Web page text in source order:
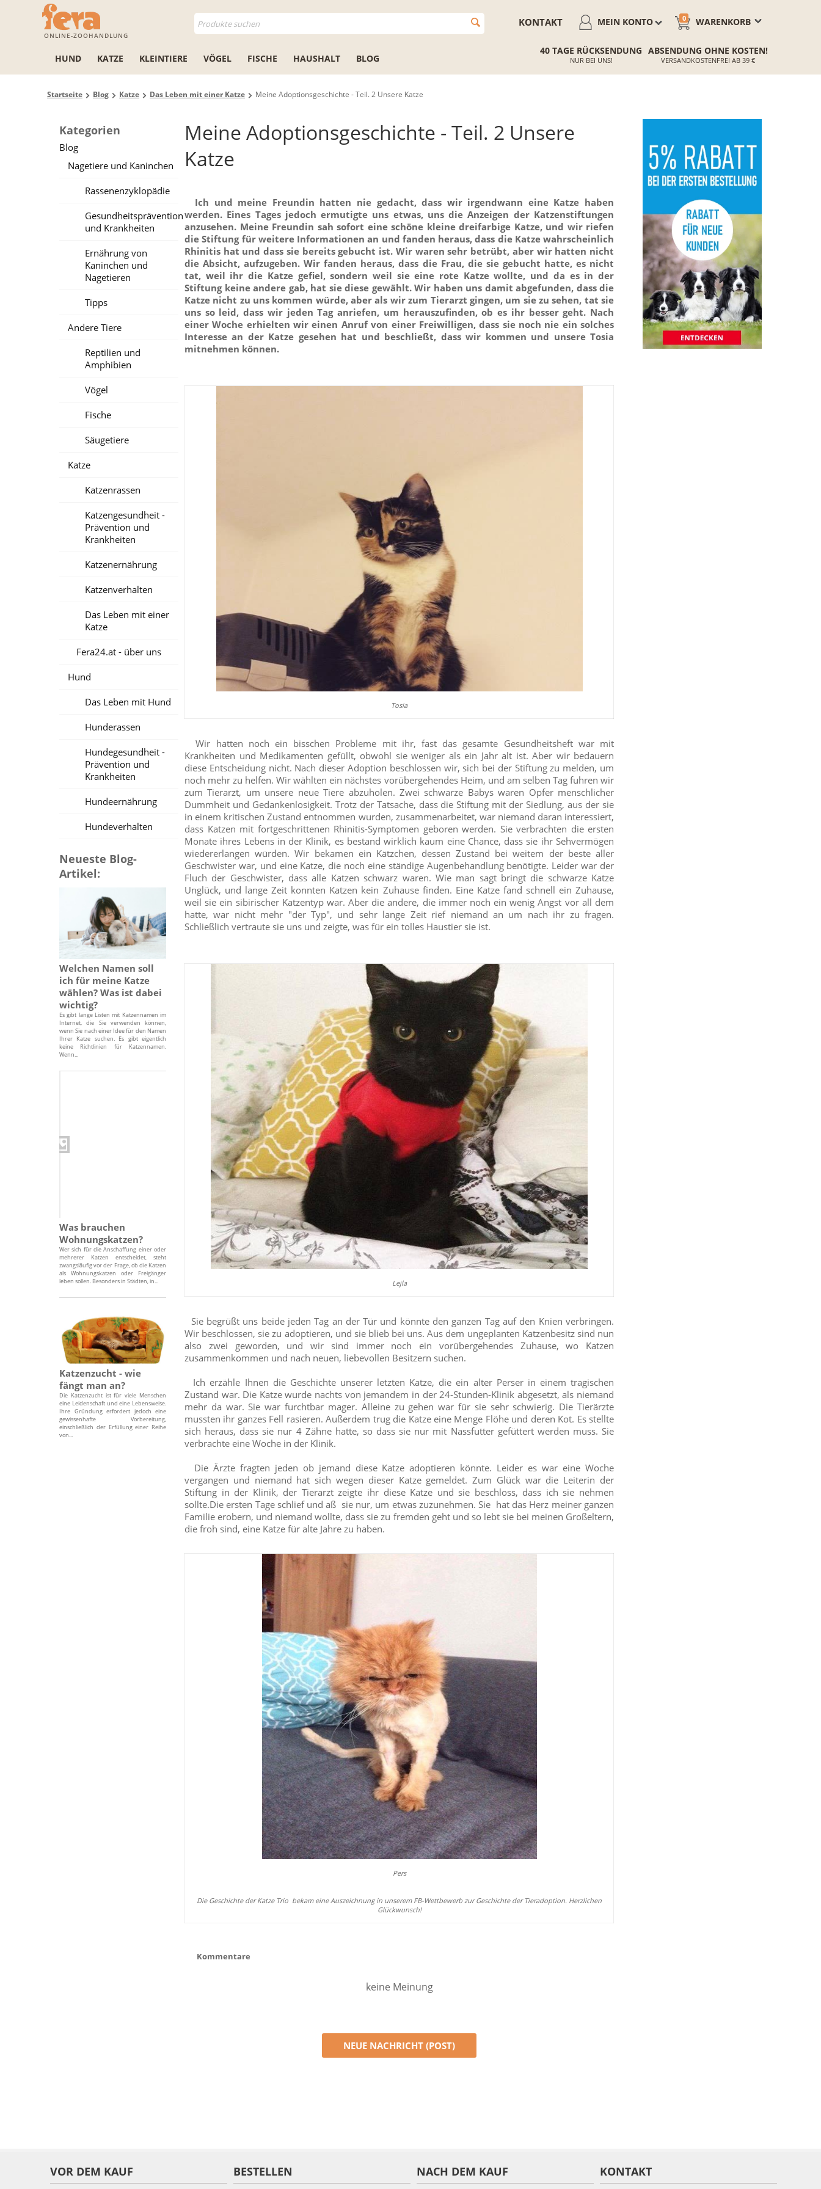
ONLINE-ZOOHANDLUNG
WARENKORB
0
MEIN KONTO
KONTAKT
HUND KATZE KLEINTIERE VÖGEL FISCHE HAUSHALT BLOG
40 TAGE RÜCKSENDUNG
NUR BEI UNS!
ABSENDUNG OHNE KOSTEN!
VERSANDKOSTENFREI AB 39 €
Startseite Blog Katze Das Leben mit einer Katze Meine Adoptionsgeschichte - Teil. 2 Unsere Katze
Kategorien
Blog
Nagetiere und Kaninchen
Rassenenzyklopädie
Gesundheitsprävention
und Krankheiten
Ernährung von
Kaninchen und
Nagetieren
Tipps
Andere Tiere
Reptilien und
Amphibien
Vögel
Fische
Säugetiere
Katze
Katzenrassen
Katzengesundheit -
Prävention und
Krankheiten
Katzenernährung
Katzenverhalten
Das Leben mit einer
Katze
Fera24.at - über uns
Hund
Das Leben mit Hund
Hunderassen
Hundegesundheit -
Prävention und
Krankheiten
Hundeernährung
Hundeverhalten
Neueste Blog-
Artikel:
Welchen Namen soll
ich für meine Katze
wählen? Was ist dabei
wichtig?
Es gibt lange Listen mit Katzennamen im
Internet, die Sie verwenden können,
wenn Sie nach einer Idee für den Namen
Ihrer Katze suchen. Es gibt eigentlich
keine Richtlinien für Katzennamen.
Wenn...
Was brauchen
Wohnungskatzen?
Wer sich für die Anschaffung einer oder
mehrerer Katzen entscheidet, steht
zwangsläufig vor der Frage, ob die Katzen
als Wohnungskatzen oder Freigänger
leben sollen. Besonders in Städten, in...
Katzenzucht - wie
fängt man an?
Die Katzenzucht ist für viele Menschen
eine Leidenschaft und eine Lebensweise.
Ihre Gründung erfordert jedoch eine
gewissenhafte Vorbereitung,
einschließlich der Erfüllung einer Reihe
von...
Meine Adoptionsgeschichte - Teil. 2 Unsere
Katze
Ich und meine Freundin hatten nie gedacht, dass wir irgendwann eine Katze haben
werden. Eines Tages jedoch ermutigte uns etwas, uns die Anzeigen der Katzenstiftungen
anzusehen. Meine Freundin sah sofort eine schöne kleine dreifarbige Katze, und wir riefen
die Stiftung für weitere Informationen an und fanden heraus, dass die Katze wahrscheinlich
Rhinitis hat und dass sie bereits gebucht ist. Wir waren sehr betrübt, aber wir hatten nicht
die Absicht, aufzugeben. Wir fanden heraus, dass die Frau, die sie gebucht hatte, es nicht
tat, weil ihr die Katze gefiel, sondern weil sie eine rote Katze wollte, und da es in der
Stiftung keine andere gab, hat sie diese gewählt. Wir haben uns damit abgefunden, dass die
Katze nicht zu uns kommen würde, aber als wir zum Tierarzt gingen, um sie zu sehen, tat sie
uns so leid, dass wir jeden Tag anriefen, um herauszufinden, ob es ihr besser geht. Nach
einer Woche erhielten wir einen Anruf von einer Freiwilligen, dass sie noch nie ein solches
Interesse an der Katze gesehen hat und beschließt, dass wir kommen und unsere Tosia
mitnehmen können.
Tosia
Wir hatten noch ein bisschen Probleme mit ihr, fast das gesamte Gesundheitsheft war mit
Krankheiten und Medikamenten gefüllt, obwohl sie weniger als ein Jahr alt ist. Aber wir bedauern
diese Entscheidung nicht. Nach dieser Adoption beschlossen wir, sich bei der Stiftung zu melden, um
noch mehr zu helfen. Wir wählten ein nächstes vorübergehendes Heim, und am selben Tag fuhren wir
zum Tierarzt, um unsere neue Tiere abzuholen. Zwei schwarze Babys waren Opfer menschlicher
Dummheit und Gedankenlosigkeit. Trotz der Tatsache, dass die Stiftung mit der Siedlung, aus der sie
in einem kritischen Zustand entnommen wurden, zusammenarbeitet, war niemand daran interessiert,
dass Katzen mit fortgeschrittenen Rhinitis-Symptomen geboren werden. Sie verbrachten die ersten
Monate ihres Lebens in der Klinik, es bestand wirklich kaum eine Chance, dass sie ihr Sehvermögen
wiedererlangen würden. Wir bekamen ein Kätzchen, dessen Zustand bei weitem der beste aller
Geschwister war, und eine Katze, die noch eine ständige Augenbehandlung benötigte. Leider war der
Fluch der Geschwister, dass alle Katzen schwarz waren. Wie man sagt bringt die schwarze Katze
Unglück, und lange Zeit konnten Katzen kein Zuhause finden. Eine Katze fand schnell ein Zuhause,
weil sie ein sibirischer Katzentyp war. Aber die andere, die immer noch ein wenig Angst vor all dem
hatte, war nicht mehr "der Typ", und sehr lange Zeit rief niemand an um nach ihr zu fragen.
Schließlich vertraute sie uns und zeigte, was für ein tolles Haustier sie ist.
Lejla
Sie begrüßt uns beide jeden Tag an der Tür und könnte den ganzen Tag auf den Knien verbringen.
Wir beschlossen, sie zu adoptieren, und sie blieb bei uns. Aus dem ungeplanten Katzenbesitz sind nun
also zwei geworden, und wir sind immer noch ein vorübergehendes Zuhause, wo Katzen
zusammenkommen und nach neuen, liebevollen Besitzern suchen.
Ich erzähle Ihnen die Geschichte unserer letzten Katze, die ein alter Perser in einem tragischen
Zustand war. Die Katze wurde nachts von jemandem in der 24-Stunden-Klinik abgesetzt, als niemand
mehr da war. Sie war furchtbar mager. Alleine zu gehen war für sie sehr schwierig. Die Tierärzte
mussten ihr ganzes Fell rasieren. Außerdem trug die Katze eine Menge Flöhe und deren Kot. Es stellte
sich heraus, dass sie nur 4 Zähne hatte, so dass sie nur mit Nassfutter gefüttert werden muss. Sie
verbrachte eine Woche in der Klinik.
Die Ärzte fragten jeden ob jemand diese Katze adoptieren könnte. Leider es war eine Woche
vergangen und niemand hat sich wegen dieser Katze gemeldet. Zum Glück war die Leiterin der
Stiftung in der Klinik, der Tierarzt zeigte ihr diese Katze und sie beschloss, dass ich sie nehmen
sollte.Die ersten Tage schlief und aß sie nur, um etwas zuzunehmen. Sie hat das Herz meiner ganzen
Familie erobern, und niemand wollte, dass sie zu fremden geht und so lebt sie bei meinen Großeltern,
die froh sind, eine Katze für alte Jahre zu haben.
Pers
Die Geschichte der Katze Trio bekam eine Auszeichnung in unserem FB-Wettbewerb zur Geschichte der Tieradoption. Herzlichen
Glückwunsch!
Kommentare
keine Meinung
NEUE NACHRICHT (POST)
VOR DEM KAUF BESTELLEN NACH DEM KAUF KONTAKT